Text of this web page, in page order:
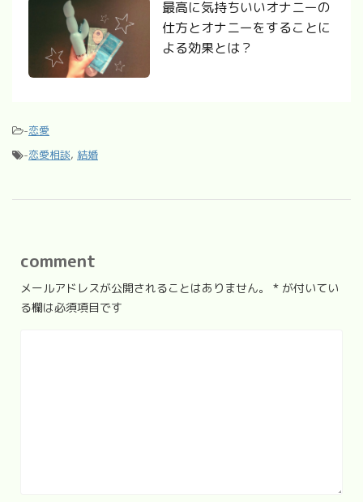
最高に気持ちいいオナニーの
仕方とオナニーをすることに
よる効果とは？
-恋愛
-恋愛相談, 結婚
comment
メールアドレスが公開されることはありません。 * が付いてい
る欄は必須項目です